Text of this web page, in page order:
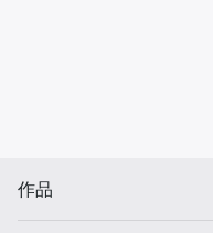
作品